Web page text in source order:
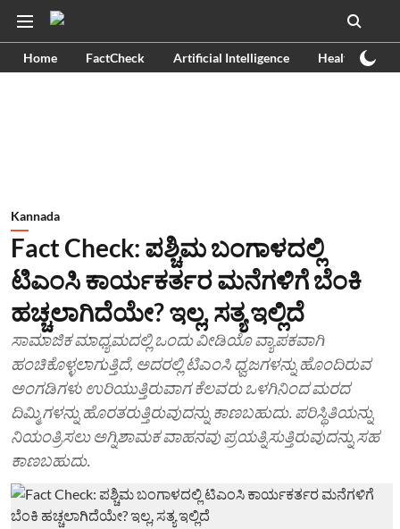
Home FactCheck Artificial Intelligence Health
Kannada
Fact Check: ಪಶ್ಚಿಮ ಬಂಗಾಳದಲ್ಲಿ
ಟಿಎಂಸಿ ಕಾರ್ಯಕರ್ತರ ಮನೆಗಳಿಗೆ ಬೆಂಕಿ
ಹಚ್ಚಲಾಗಿದೆಯೇ? ಇಲ್ಲ, ಸತ್ಯ ಇಲ್ಲಿದೆ
ಸಾಮಾಜಿಕ ಮಾಧ್ಯಮದಲ್ಲಿ ಒಂದು ವೀಡಿಯೊ ವ್ಯಾಪಕವಾಗಿ
ಹಂಚಿಕೊಳ್ಳಲಾಗುತ್ತಿದೆ, ಅದರಲ್ಲಿ ಟಿಎಂಸಿ ಧ್ವಜಗಳನ್ನು ಹೊಂದಿರುವ
ಅಂಗಡಿಗಳು ಉರಿಯುತ್ತಿರುವಾಗ ಕೆಲವರು ಒಳಗಿನಿಂದ ಮರದ
ದಿಮ್ಮಿಗಳನ್ನು ಹೊರತರುತ್ತಿರುವುದನ್ನು ಕಾಣಬಹುದು. ಪರಿಸ್ಥಿತಿಯನ್ನು
ನಿಯಂತ್ರಿಸಲು ಅಗ್ನಿಶಾಮಕ ವಾಹನವು ಪ್ರಯತ್ನಿಸುತ್ತಿರುವುದನ್ನು ಸಹ
ಕಾಣಬಹುದು.